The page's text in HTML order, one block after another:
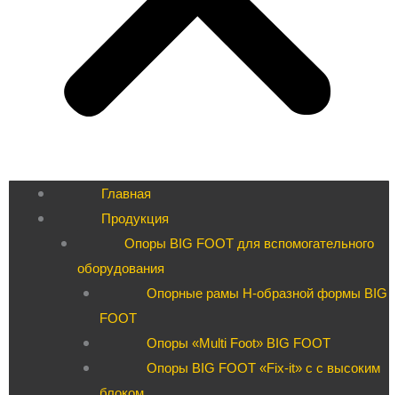
Главная
Продукция
Опоры BIG FOOT для вспомогательного
оборудования
Опорные рамы H-образной формы BIG
FOOT
Опоры «Multi Foot» BIG FOOT
Опоры BIG FOOT «Fix-it» c с высоким